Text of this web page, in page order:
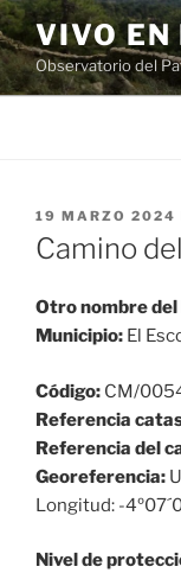
Saltar
al
contenido
VIVO EN
Observatorio del
PUBLICADO
EL
19 MARZO 2024
Camino
Otro nombre del
Municipio: El
Código: CM/
Referencia
Referencia del
Georeferencia:
Longitud: -
Nivel de